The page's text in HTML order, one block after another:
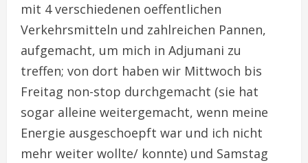
mit 4 verschiedenen oeffentlichen
Verkehrsmitteln und zahlreichen Pannen,
aufgemacht, um mich in Adjumani zu
treffen; von dort haben wir Mittwoch bis
Freitag non-stop durchgemacht (sie hat
sogar alleine weitergemacht, wenn meine
Energie ausgeschoepft war und ich nicht
mehr weiter wollte/ konnte) und Samstag